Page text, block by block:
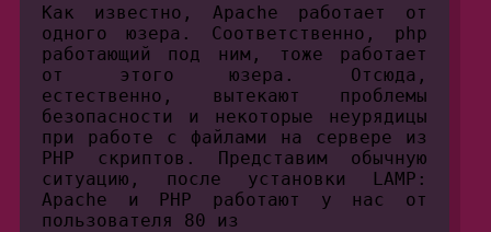
Как известно, Apache работает от
одного юзера. Соответственно, php
работающий под ним, тоже работает
от этого юзера. Отсюда,
естественно, вытекают проблемы
безопасности и некоторые неурядицы
при работе с файлами на сервере из
PHP скриптов. Представим обычную
ситуацию, после установки LAMP:
Apache и PHP работают у нас от
пользователя 80 из